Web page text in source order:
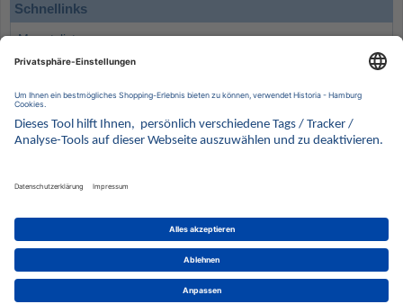
Schnellinks
Monatsliste
Angebote
Wissenswertes
Kontakt
Wir behalten uns vor, für ausgewählte Münzen die Differenzbesteuerung gemäß § 25a UStG
anzuwenden.
Alle Angebote freibleibend solange der Vorrat reicht. Irrtum vorbehalten. Bilder sind
Beispielbilder
Münzen von HISTORIA Münzhandelsgesellschaft mbH